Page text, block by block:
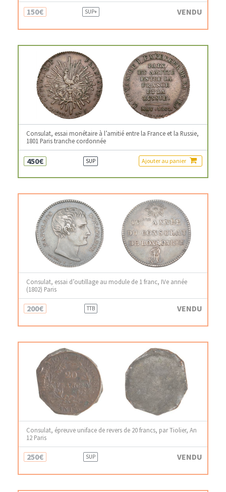
150€ SUP+ VENDU
Consulat, essai monétaire à l’amitié entre la France et la Russie,
1801 Paris tranche cordonnée
450€ SUP Ajouter au panier
Consulat, essai d’outillage au module de 1 franc, IVe année
(1802) Paris
200€ TTB VENDU
Consulat, épreuve uniface de revers de 20 francs, par Tiolier, An
12 Paris
250€ SUP VENDU